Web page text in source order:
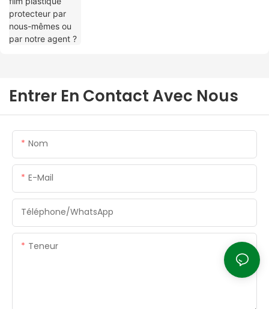
Entrer En Contact Avec Nous
Nom
E-Mail
Téléphone/WhatsApp
Teneur